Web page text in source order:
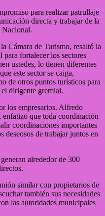
para realizar patrullaje
directa y trabajar de la
Cámara de Turismo, resaltó la
fortalecer los sectores
ustedes, lo tienen diferentes
este sector se caiga,
de otros puntos turísticos para
dirigente gremial.
los empresarios. Alfredo
enfatizó que toda coordinación
coordinaciones importantes
deseosos de trabajar juntos en
alrededor de 300
similar con propietarios de
también sus necesidades
las autoridades municipales